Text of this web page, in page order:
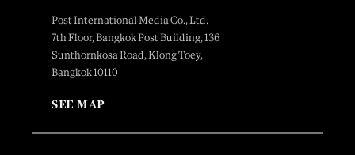
Post International Media Co., Ltd.
7th Floor, Bangkok Post Building, 136
Sunthornkosa Road, Klong Toey,
Bangkok 10110
SEE MAP